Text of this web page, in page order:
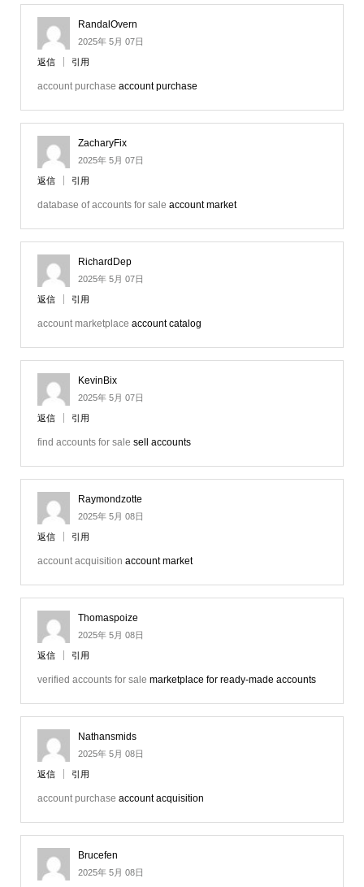
RandalOvern
2025年 5月 07日
返信 引用
account purchase account purchase
ZacharyFix
2025年 5月 07日
返信 引用
database of accounts for sale account market
RichardDep
2025年 5月 07日
返信 引用
account marketplace account catalog
KevinBix
2025年 5月 07日
返信 引用
find accounts for sale sell accounts
Raymondzotte
2025年 5月 08日
返信 引用
account acquisition account market
Thomaspoize
2025年 5月 08日
返信 引用
verified accounts for sale marketplace for ready-made accounts
Nathansmids
2025年 5月 08日
返信 引用
account purchase account acquisition
Brucefen
2025年 5月 08日